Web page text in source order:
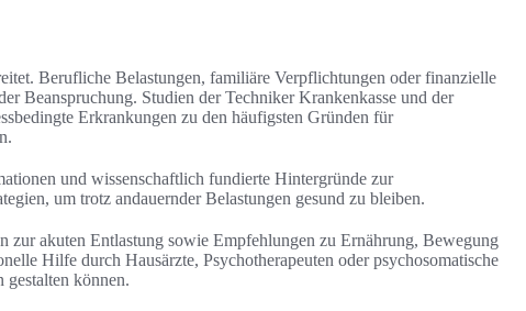
Berufliche Belastungen, familiäre Verpflichtungen oder finanzielle
Beanspruchung. Studien der Techniker Krankenkasse und der
Erkrankungen zu den häufigsten Gründen für
und wissenschaftlich fundierte Hintergründe zur
um trotz andauernder Belastungen gesund zu bleiben.
zur akuten Entlastung sowie Empfehlungen zu Ernährung, Bewegung
Hilfe durch Hausärzte, Psychotherapeuten oder psychosomatische
können.